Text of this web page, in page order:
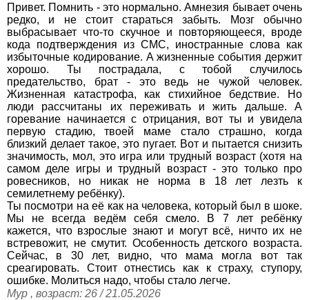
Привет. Помнить - это нормально. Амнезия бывает очень
редко, и не стоит стараться забыть. Мозг обычно
выбрасывает что-то скучное и повторяющееся, вроде
кода подтверждения из СМС, иностранные слова как
избыточные кодирование. А жизненные события держит
хорошо. Ты пострадала, с тобой случилось
предательство, брат - это ведь не чужой человек.
Жизненная катастрофа, как стихийное бедствие. Но
люди рассчитаны их переживать и жить дальше. А
горевание начинается с отрицания, вот ты и увидела
первую стадию, твоей маме стало страшно, когда
близкий делает такое, это пугает. Вот и пытается снизить
значимость, мол, это игра или трудный возраст (хотя на
самом деле игры и трудный возраст - это только про
ровесников, но никак не норма в 18 лет лезть к
семилетнему ребёнку).
Ты посмотри на её как на человека, который был в шоке.
Мы не всегда ведём себя смело. В 7 лет ребёнку
кажется, что взрослые знают и могут всё, ничто их не
встревожит, не смутит. Особенность детского возраста.
Сейчас, в 30 лет, видно, что мама могла вот так
среагировать. Стоит отнестись как к страху, ступору,
ошибке. Молиться надо, чтобы стало легче.
Мур , возраст: 26 / 21.05.2026